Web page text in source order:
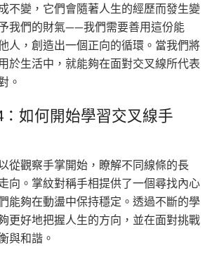
不變，它們會隨著人生的經歷而發生變
我們的財氣——我們需要善用這份能
人，創造出一個正向的循環。當我們將
於生活中，就能夠在面對交叉線所代表
。
：如何開始學習交叉線手
從觀察手掌開始，瞭解不同線條的長
向。掌紋對稱手相提供了一個尋找內心
能夠在動盪中保持穩定。透過不斷的學
更好地把握人生的方向，並在面對挑戰
與和諧。